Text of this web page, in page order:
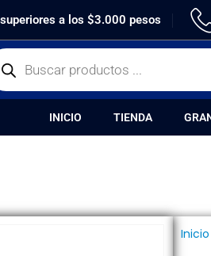
a los $3.000 pesos
INICIO TIENDA
CÁMARA PRINCIPAL APPLE
Inicio